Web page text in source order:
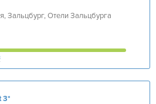
Зальцбург, Отели Зальцбурга
3*